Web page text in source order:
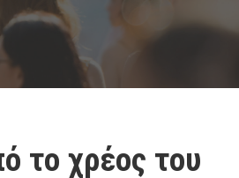
το χρέος του